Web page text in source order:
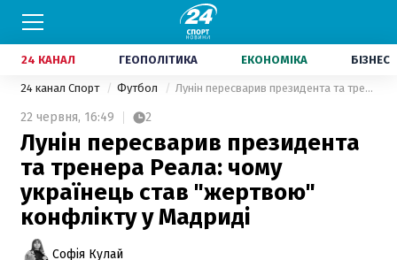
24 КАНАЛ ГЕОПОЛІТИКА ЕКОНОМІКА БІЗНЕС
24 канал Спорт Футбол Лунін пересварив президента та тренера Реала: чому українець став "жертвою" конфлікту у Мадриді
22 червня, 16:49 2
Лунін пересварив президента
та тренера Реала: чому
українець став "жертвою"
конфлікту у Мадриді
Софія Кулай